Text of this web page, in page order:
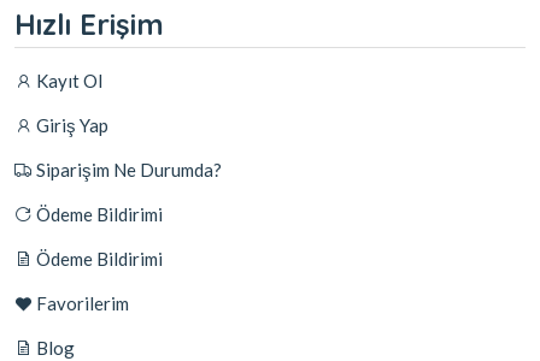
Hızlı Erişim
Kayıt Ol
Giriş Yap
Siparişim Ne Durumda?
Ödeme Bildirimi
Ödeme Bildirimi
Favorilerim
Blog